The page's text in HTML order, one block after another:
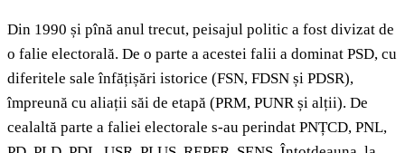
Din 1990 și pînă anul trecut, peisajul politic a fost divizat de
o falie electorală. De o parte a acestei falii a dominat PSD, cu
diferitele sale înfățișări istorice (FSN, FDSN și PDSR),
împreună cu aliații săi de etapă (PRM, PUNR și alții). De
cealaltă parte a faliei electorale s-au perindat PNȚCD, PNL,